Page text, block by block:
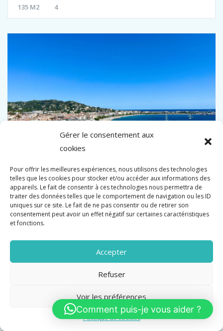
Gérer le consentement aux
cookies
Pour offrir les meilleures expériences, nous utilisons des technologies
telles que les cookies pour stocker et/ou accéder aux informations des
appareils. Le fait de consentir à ces technologies nous permettra de
traiter des données telles que le comportement de navigation ou les ID
uniques sur ce site. Le fait de ne pas consentir ou de retirer son
consentement peut avoir un effet négatif sur certaines caractéristiques
et fonctions.
Accepter
Refuser
Voir les préférences
Politique de cookies
135 M2
4
CANNES PLEIN CENTRE 290M DE LA CROISETTE
BAR RESTAURANT 200M2
Vente
840 000 €
Surface
Comment puis-je vous aider ?